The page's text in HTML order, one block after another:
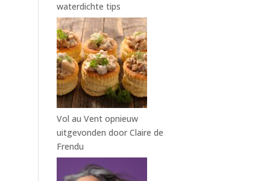
waterdichte tips
Vol au Vent opnieuw
uitgevonden door Claire de
Frendu